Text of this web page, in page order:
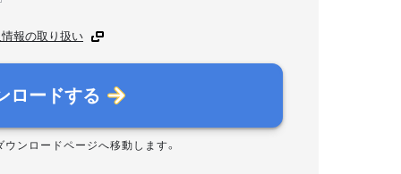
報の取り扱い
ロードする
ウンロードページへ移動します。